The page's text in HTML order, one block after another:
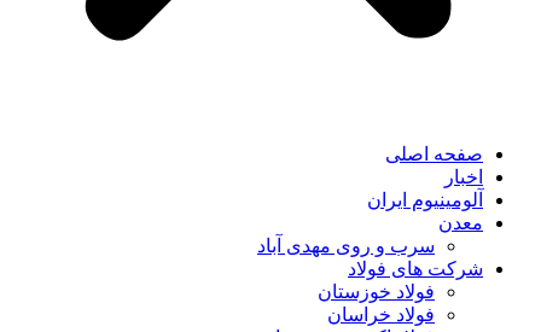
صفحه اصلی
اخبار
آلومینیوم ایران
معدن
سرب و روی مهدی آباد
شرکت های فولاد
فولاد خوزستان
فولاد خراسان